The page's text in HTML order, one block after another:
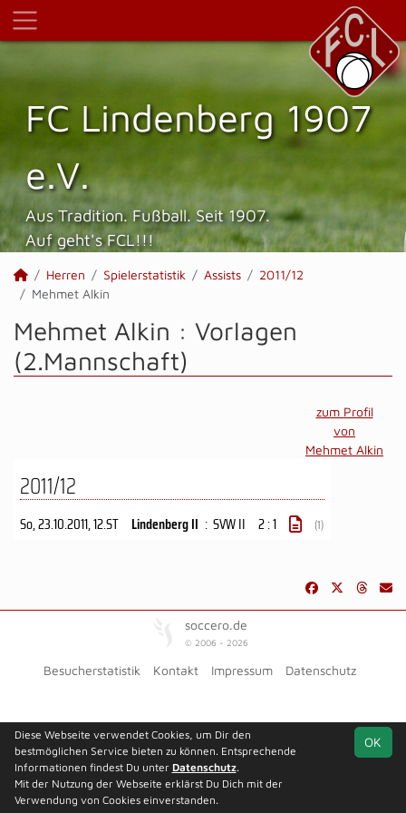
FC Lindenberg 1907
e.V.
Aus Tradition. Fußball. Seit 1907.
Auf geht's FCL!!!
Herren Spielerstatistik Assists
2011/12
Mehmet Alkin
Mehmet Alkin : Vorlagen
(2.Mannschaft)
zum Profil
von
Mehmet Alkin
2011/12
So, 23.10.2011, 12.ST Lindenberg II : SVW II 2 : 1 (1)
soccero.de
© 2006 - 2026
Besucherstatistik Kontakt Impressum Datenschutz
OK
Diese Webseite verwendet Cookies, um Dir den
bestmöglichen Service bieten zu können. Entsprechende
Informationen findest Du unter Datenschutz.
Mit der Nutzung der Webseite erklärst Du Dich mit der
Verwendung von Cookies einverstanden.